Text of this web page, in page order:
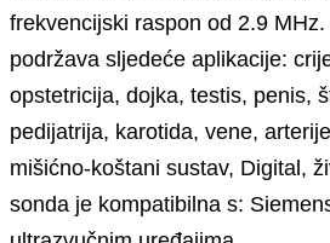
frekvencijski raspon od 2.9
podržava sljedeće aplikacije:
opstetricija, dojka, testis, penis,
pedijatrija, karotida, vene,
mišićno-koštani sustav, Digital,
sonda je kompatibilna s: